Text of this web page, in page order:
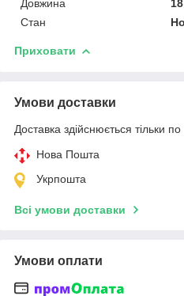
Довжина
Стан
Приховати
Умови доставки
Доставка здійснюється тільки
Нова Пошта
Укрпошта
Всі умови доставки
Умови оплати